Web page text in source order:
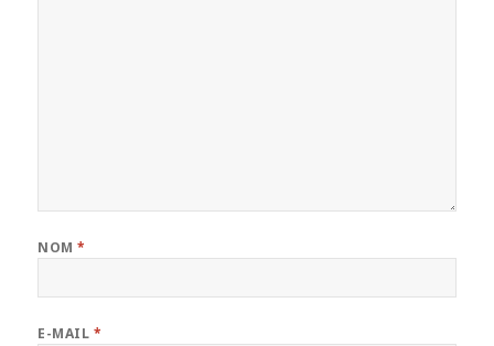
NOM*
E-MAIL *